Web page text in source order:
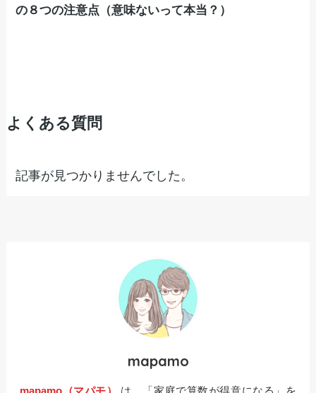
の８つの注意点（意味ないって本当？）
よくある質問
記事が見つかりませんでした。
mapamo